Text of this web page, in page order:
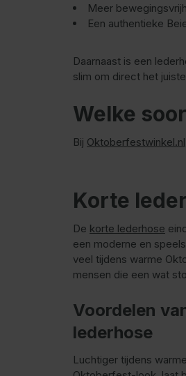
Meer
Een authentieke
Daarnaast is een
slim om direct het
Welke
Bij Oktoberfestwinkel.nl
Korte
De korte lederhose
een moderne en
veel tijdens warme
mensen die een wat
Voordelen
lederhose
Luchtiger tijdens